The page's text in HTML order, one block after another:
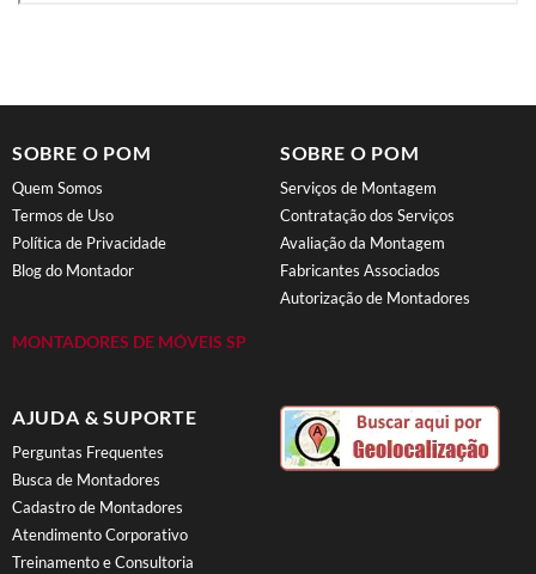
SOBRE O POM
Quem Somos
Termos de Uso
Política de Privacidade
Blog do Montador
MONTADORES DE MÓVEIS SP
SOBRE O POM
Serviços de Montagem
Contratação dos Serviços
Avaliação da Montagem
Fabricantes Associados
Autorização de Montadores
AJUDA & SUPORTE
Perguntas Frequentes
Busca de Montadores
Cadastro de Montadores
Atendimento Corporativo
Treinamento e Consultoria